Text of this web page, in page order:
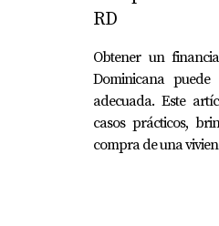
Dependiendo
¿Hay
No hay
¿Qué otros
RD
Obtener un
Dominicana
adecuada. Este
casos prácticos,
compra de una